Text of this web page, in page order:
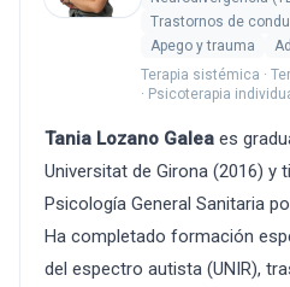
Trastornos de
Apego y trauma
Terapia sistémica ·
· Psicoterapia
Tania Lozano Galea es
Universitat de Girona (2016) y
Psicología General Sanitaria
Ha completado formación
del espectro autista (UNIR),